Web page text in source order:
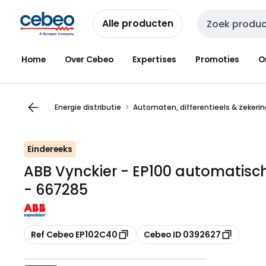
naar
navigatie
naar
inhoud
Alle producten Zoekveld invoer
Home Over Cebeo Expertises Promoties
Energie distributie Automaten, differentieels &
Eindereeks
ABB Vynckier - EP100
- 667285
Kopiëren
Ref Cebeo EP102C40 Kopiëren
Cebeo ID 0392627